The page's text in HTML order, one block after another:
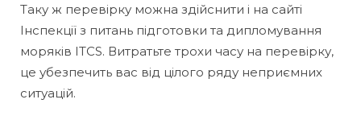
Таку ж перевірку можна здійснити і на сайті
Інспекції з питань підготовки та дипломування
моряків ITCS. Витратьте трохи часу на перевірку,
це убезпечить вас від цілого ряду неприємних
ситуацій.